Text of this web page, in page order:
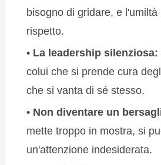
bisogno di gridare, e
rispetto.
La leadership silenziosa:
colui che si prende cura
che si vanta di sé stesso.
Non diventare un
mette troppo in mostra, si
un'attenzione indesiderata.